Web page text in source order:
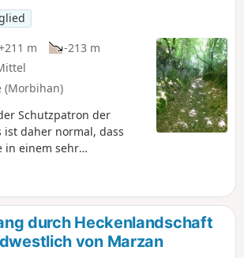
m
-213 m
(Morbihan)
Schutzpatron der
ist daher normal, dass
in einem sehr
dieser Wanderung,
oberhalb der Vilaine
Dinge zu tun
andere Vierbeiner zu
die Augen offen, denn in
durch Heckenlandschaft
von Marzan